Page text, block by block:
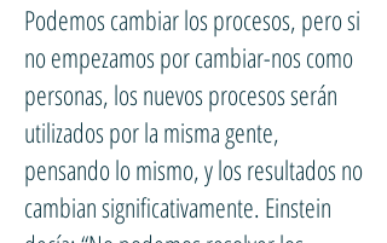
Podemos cambiar los procesos, pero si
no empezamos por cambiar-nos como
personas, los nuevos procesos serán
utilizados por la misma gente,
pensando lo mismo, y los resultados no
cambian significativamente. Einstein